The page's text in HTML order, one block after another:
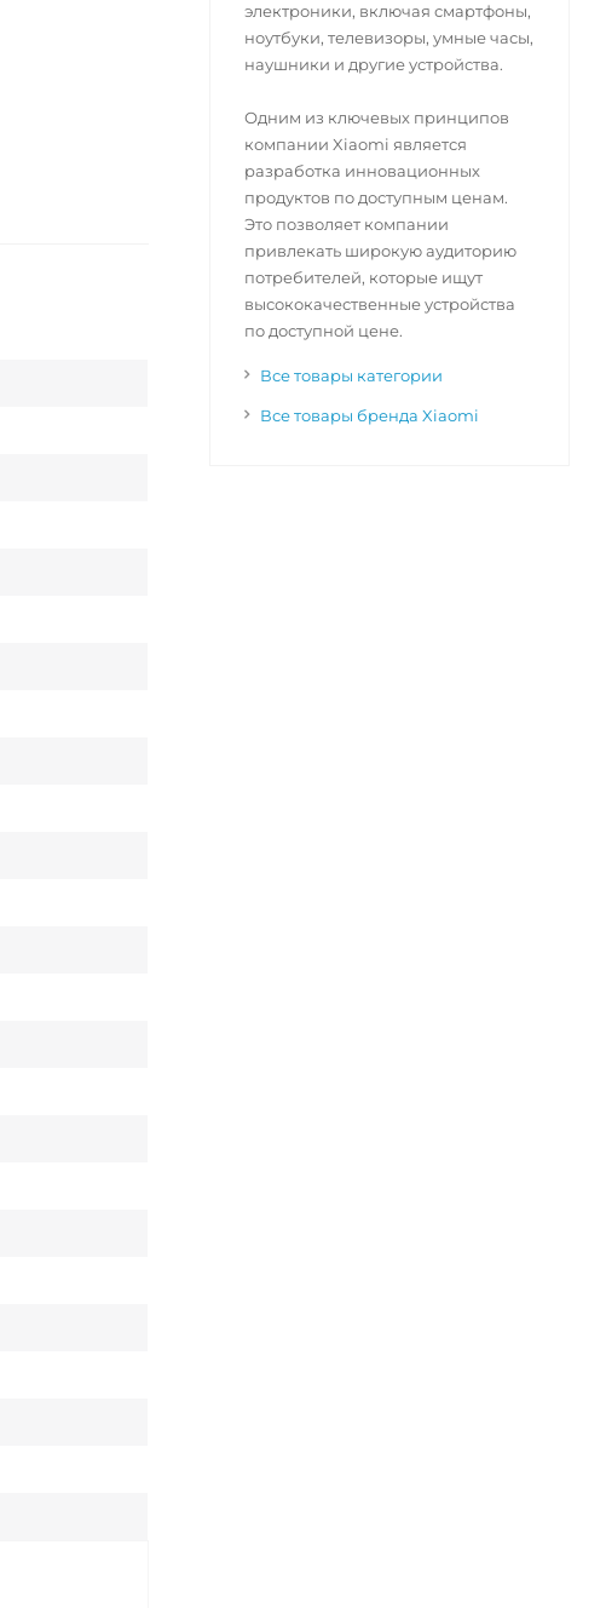
электроники, включая смартфоны,
ноутбуки, телевизоры, умные часы,
наушники и другие устройства.
Одним из ключевых принципов
компании Xiaomi является
разработка инновационных
продуктов по доступным ценам.
Это позволяет компании
привлекать широкую аудиторию
потребителей, которые ищут
высококачественные устройства
по доступной цене.
Все товары категории
Все товары бренда Xiaomi